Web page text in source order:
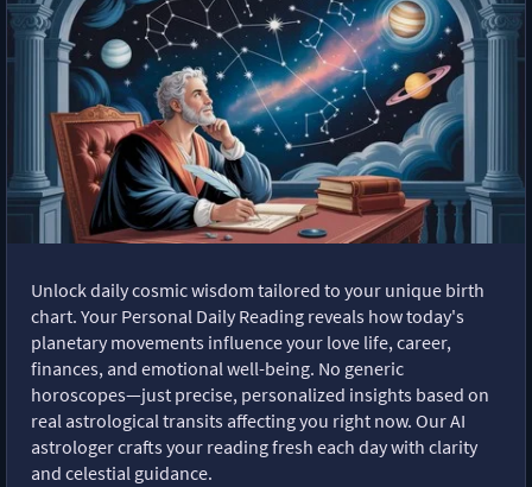
Unlock daily cosmic wisdom tailored to your unique birth
chart. Your Personal Daily Reading reveals how today's
planetary movements influence your love life, career,
finances, and emotional well-being. No generic
horoscopes—just precise, personalized insights based on
real astrological transits affecting you right now. Our AI
astrologer crafts your reading fresh each day with clarity
and celestial guidance.